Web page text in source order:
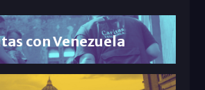
con Venezuela